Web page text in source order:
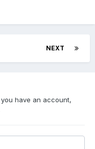
NEXT
have an account,